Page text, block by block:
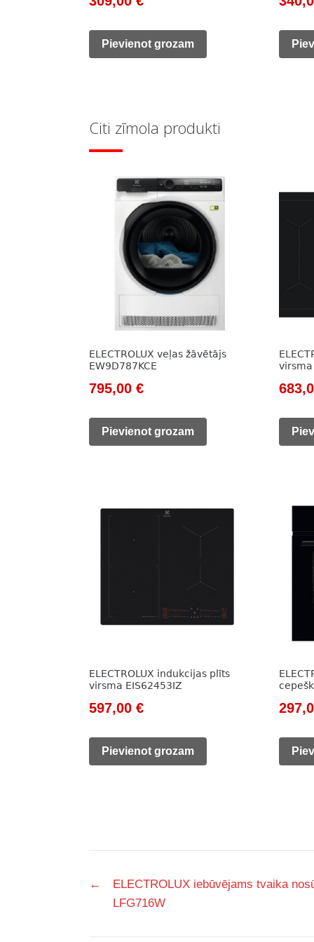
was:
is:
Pievienot grozam
was:
Citi zīmola produkti
ELECTROLUX veļas žāvētājs
EW9D787KCE
Original
was:
795,00 €Current
is:
Pievienot grozam
virsma
was:
ELECTROLUX indukcijas plīts
virsma EIS62453IZ
Original
was:
597,00 €Current
is:
Pievienot grozam
was:
navigation
←
ELECTROLUX iebūvējams tvaika
LFG716W